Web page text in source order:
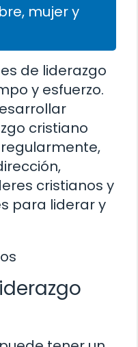
mujer y
de liderazgo
y esfuerzo.
cristiano
cristianos y
para liderar y